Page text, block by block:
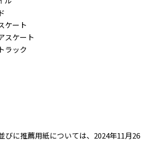
ケート
スケート
ラック
びに推薦用紙については、2024年11月26